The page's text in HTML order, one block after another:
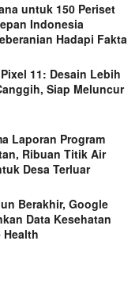
untuk 150 Periset
Indonesia
Hadapi Fakta
11: Desain Lebih
Siap Meluncur
Laporan Program
Ribuan Titik Air
Desa Terluar
Berakhir, Google
Data Kesehatan
Health